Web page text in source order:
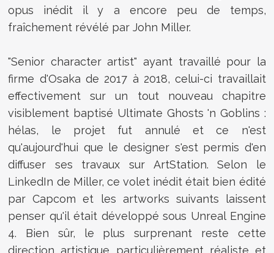
opus inédit il y a encore peu de temps,
fraîchement révélé par John Miller.
"Senior character artist" ayant travaillé pour la
firme d'Osaka de 2017 à 2018, celui-ci travaillait
effectivement sur un tout nouveau chapitre
visiblement baptisé Ultimate Ghosts 'n Goblins :
hélas, le projet fut annulé et ce n'est
qu'aujourd'hui que le designer s'est permis d'en
diffuser ses travaux sur ArtStation. Selon le
LinkedIn de Miller, ce volet inédit était bien édité
par Capcom et les artworks suivants laissent
penser qu'il était développé sous Unreal Engine
4. Bien sûr, le plus surprenant reste cette
direction artistique particulièrement réaliste et